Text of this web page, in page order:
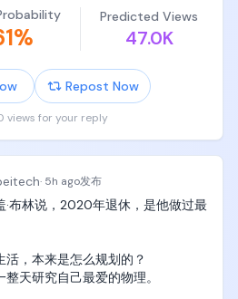
%
Predicted Views
47.0K
Repost Now
views for your reply
· 5h ago发布
·布林说，2020年退休，是他做过最
活，本来是怎么规划的？
天研究自己最爱的物理。